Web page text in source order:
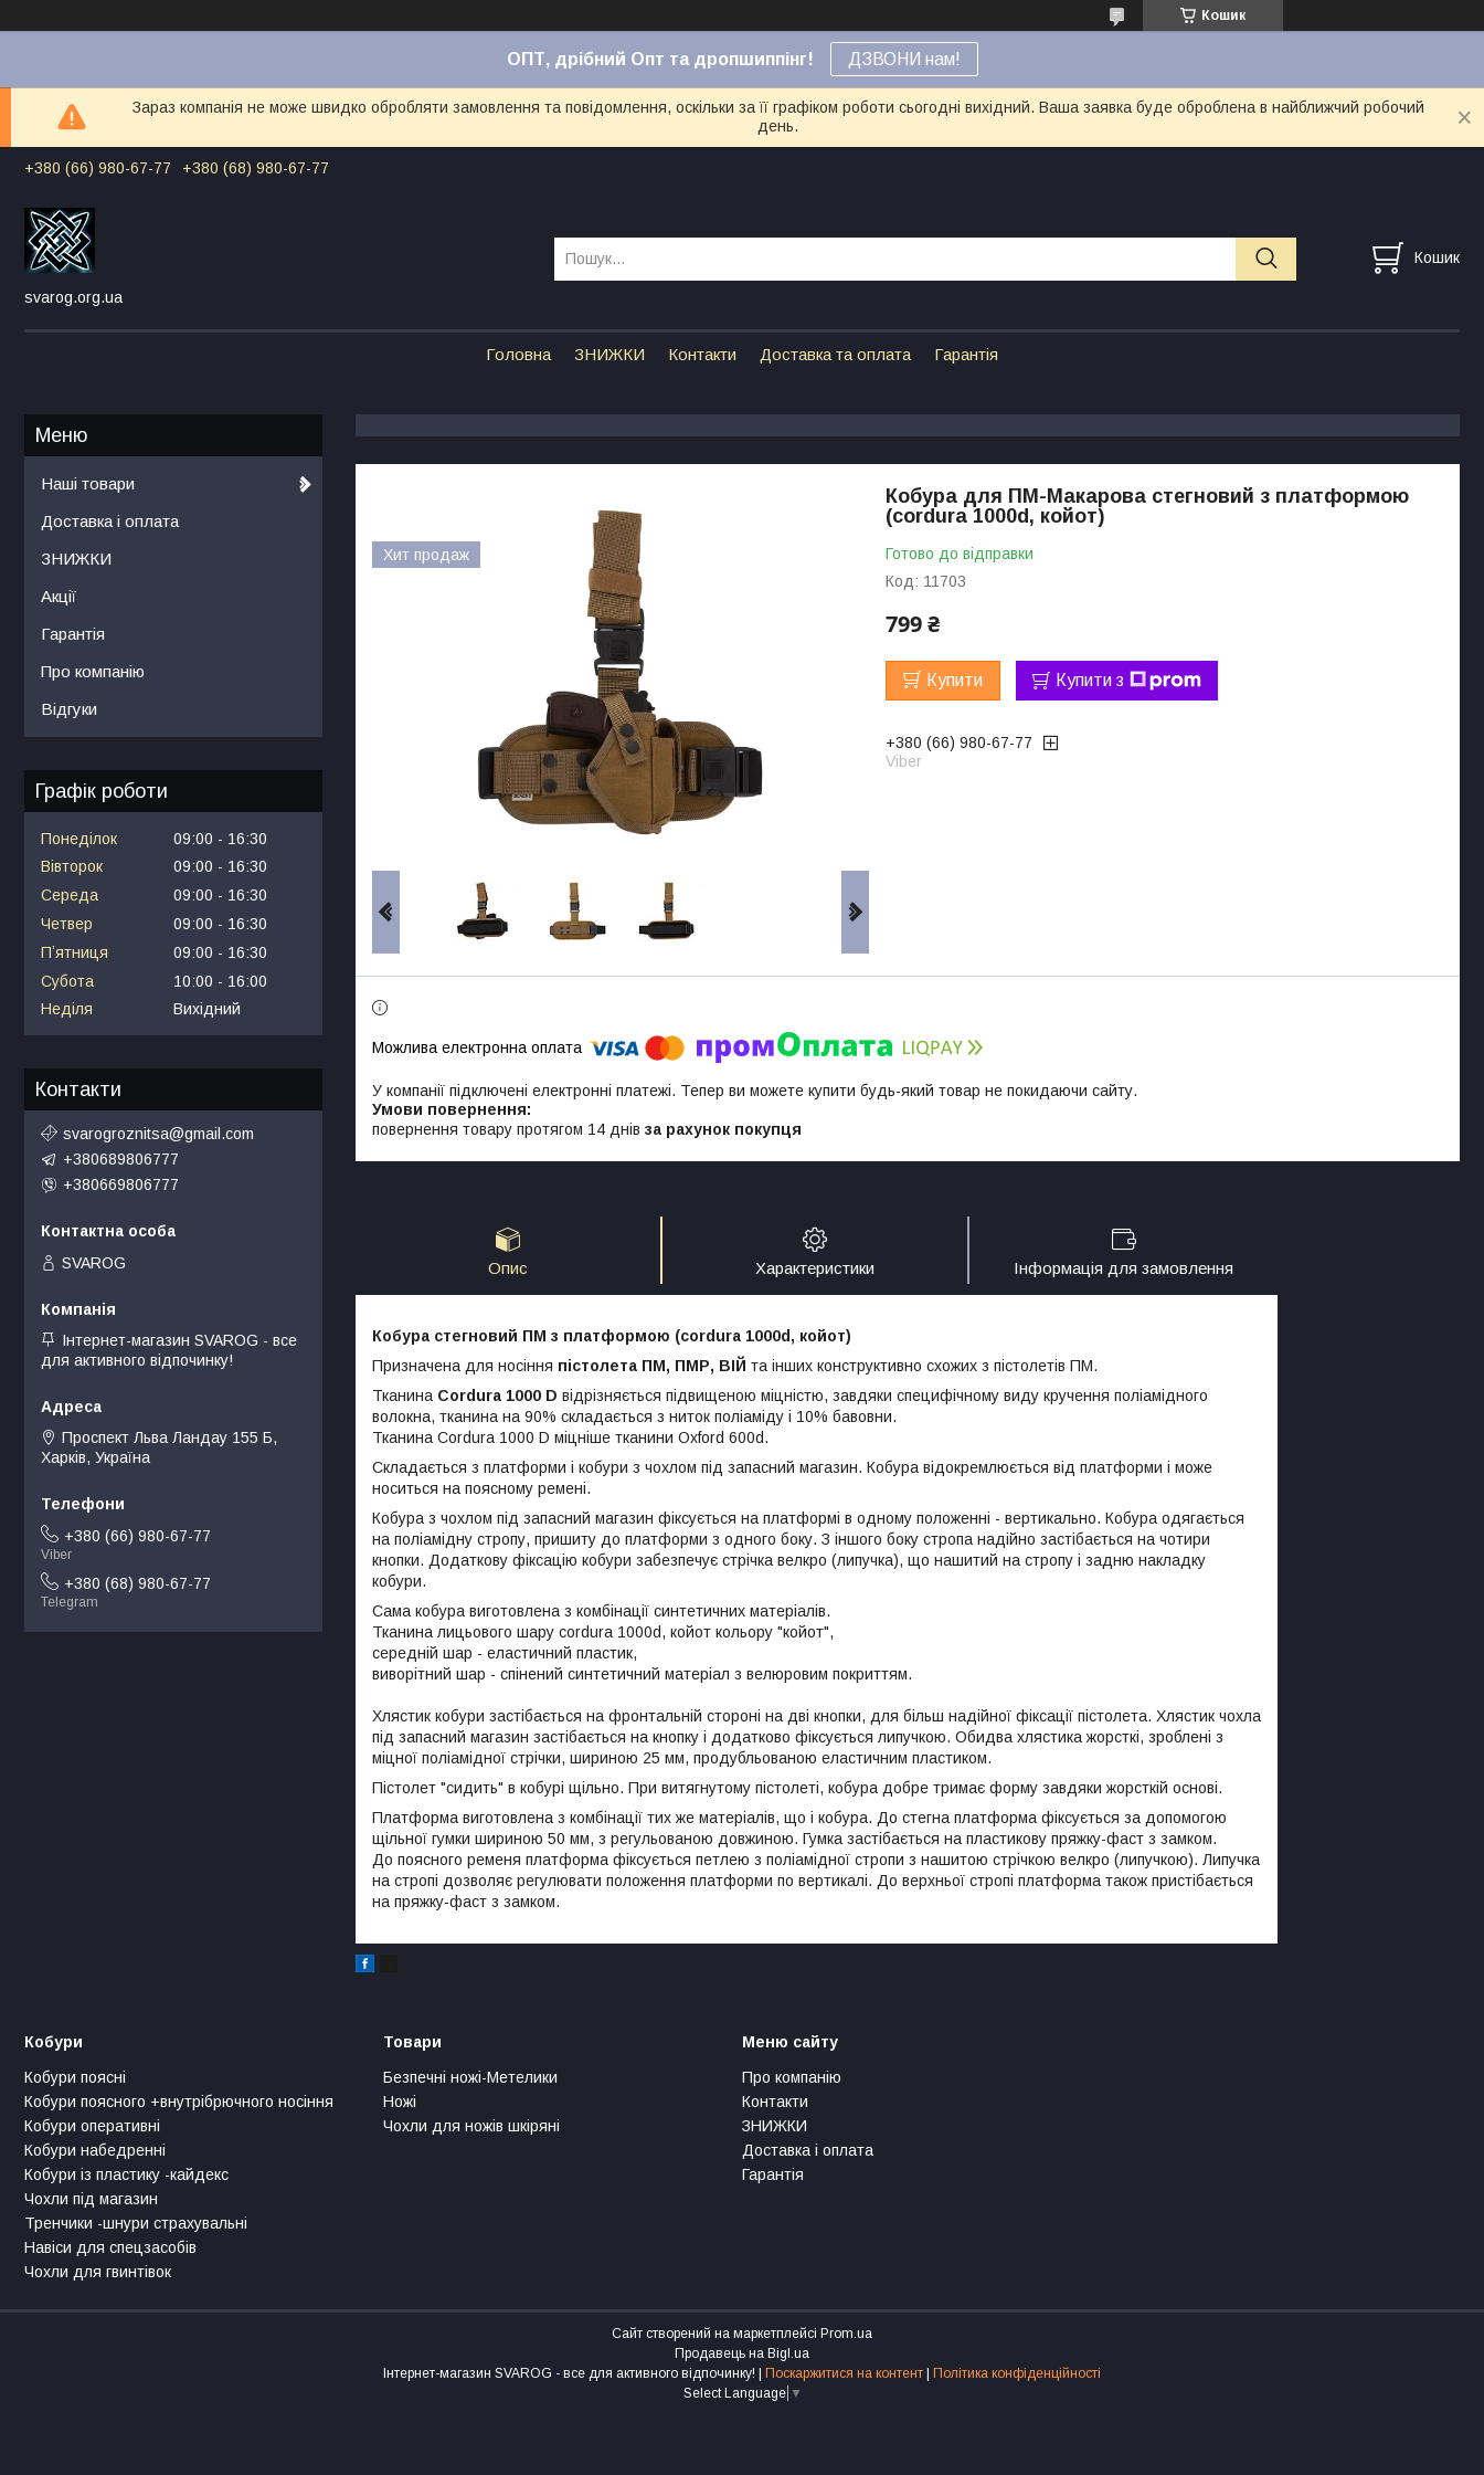
Кошик
ОПТ, дрібний Опт та дропшиппінг! ДЗВОНИ нам!
Зараз компанія не може швидко обробляти замовлення та повідомлення, оскільки за її графіком роботи сьогодні вихідний. Ваша заявка буде оброблена в найближчий робочий
день.
+380 (66) 980-67-77 +380 (68) 980-67-77
svarog.org.ua
Кошик
Головна ЗНИЖКИ Контакти Доставка та оплата Гарантія
Хит продаж
Кобура для ПМ-Макарова стегновий з платформою
(cordura 1000d, койот)
Готово до відправки
Код: 11703
799 ₴
Купити Купити з
+380 (66) 980-67-77
Viber
У компанії підключені електронні платежі. Тепер ви можете купити будь-який товар не покидаючи сайту.
повернення товару протягом 14 днів за рахунок покупця
Опис Характеристики Інформація для замовлення
Кобура стегновий ПМ з платформою (cordura 1000d, койот)
Призначена для носіння пістолета ПМ, ПМР, ВІЙ та інших конструктивно схожих з пістолетів ПМ.
Тканина Cordura 1000 D відрізняється підвищеною міцністю, завдяки специфічному виду кручення поліамідного
волокна, тканина на 90% складається з ниток поліаміду і 10% бавовни.
Тканина Cordura 1000 D міцніше тканини Oxford 600d.
Складається з платформи і кобури з чохлом під запасний магазин. Кобура відокремлюється від платформи і може
носиться на поясному ремені.
Кобура з чохлом під запасний магазин фіксується на платформі в одному положенні - вертикально. Кобура одягається
на поліамідну стропу, пришиту до платформи з одного боку. З іншого боку стропа надійно застібається на чотири
кнопки. Додаткову фіксацію кобури забезпечує стрічка велкро (липучка), що нашитий на стропу і задню накладку
кобури.
Сама кобура виготовлена з комбінації синтетичних матеріалів.
Тканина лицьового шару cordura 1000d, койот кольору "койот",
середній шар - еластичний пластик,
виворітний шар - спінений синтетичний матеріал з велюровим покриттям.
Хлястик кобури застібається на фронтальній стороні на дві кнопки, для більш надійної фіксації пістолета. Хлястик чохла
під запасний магазин застібається на кнопку і додатково фіксується липучкою. Обидва хлястика жорсткі, зроблені з
міцної поліамідної стрічки, шириною 25 мм, продубльованою еластичним пластиком.
Пістолет "сидить" в кобурі щільно. При витягнутому пістолеті, кобура добре тримає форму завдяки жорсткій основі.
Платформа виготовлена з комбінації тих же матеріалів, що і кобура. До стегна платформа фіксується за допомогою
щільної гумки шириною 50 мм, з регульованою довжиною. Гумка застібається на пластикову пряжку-фаст з замком.
До поясного ременя платформа фіксується петлею з поліамідної стропи з нашитою стрічкою велкро (липучкою). Липучка
на стропі дозволяє регулювати положення платформи по вертикалі. До верхньої стропі платформа також пристібається
на пряжку-фаст з замком.
Наші товари
Доставка і оплата
ЗНИЖКИ
Акції
Гарантія
Про компанію
Відгуки
Графік роботи
Понеділок 09:00
16:30
Вівторок
09:00
16:30
Середа
09:00
16:30
Четвер
09:00
16:30
Пʼятниця
09:00
16:30
Субота
10:00
16:00
Неділя
Вихідний
Контакти
svarogroznitsa@gmail.com
+380689806777
+380669806777
SVAROG
Інтернет-магазин SVAROG - все
для активного відпочинку!
Проспект Льва Ландау 155 Б,
Харків, Україна
+380 (66) 980-67-77
Viber
+380 (68) 980-67-77
Telegram
Кобури
Кобури поясні
Кобури поясного +внутрібрючного носіння
Кобури оперативні
Кобури набедренні
Кобури із пластику -кайдекс
Чохли під магазин
Тренчики -шнури страхувальні
Навіси для спецзасобів
Чохли для гвинтівок
Товари
Безпечні ножі-Метелики
Ножі
Чохли для ножів шкіряні
Меню сайту
Про компанію
Контакти
ЗНИЖКИ
Доставка і оплата
Гарантія
Сайт створений на маркетплейсі Prom.ua
Продавець на Bigl.ua
Інтернет-магазин SVAROG - все для активного відпочинку! | Поскаржитися на контент | Політика конфіденційності
Select Language ▼